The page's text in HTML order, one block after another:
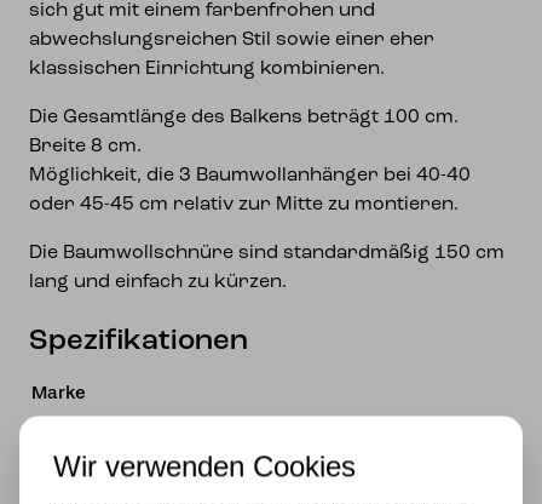
sich gut mit einem farbenfrohen und
abwechslungsreichen Stil sowie einer eher
klassischen Einrichtung kombinieren.
Die Gesamtlänge des Balkens beträgt 100 cm.
Breite 8 cm.
Möglichkeit, die 3 Baumwollanhänger bei 40-40
oder 45-45 cm relativ zur Mitte zu montieren.
Die Baumwollschnüre sind standardmäßig 150 cm
lang und einfach zu kürzen.
Spezifikationen
Marke
Wir verwenden Cookies